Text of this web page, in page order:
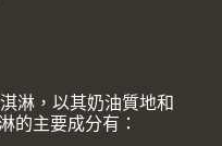
淋，以其奶油質地和
的主要成分有：